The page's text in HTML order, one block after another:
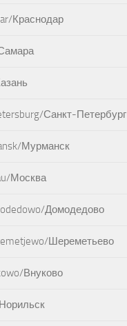
Краснодар
Санкт-Петербург
Мурманск
Москва
Домодедово
Шереметьево
Внуково